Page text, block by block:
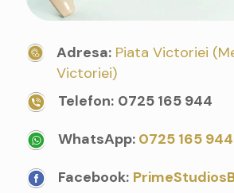
Adresa: Piata Victoriei
Victoriei)
Telefon: 0725 165 944
WhatsApp: 0725 165 944
Facebook: